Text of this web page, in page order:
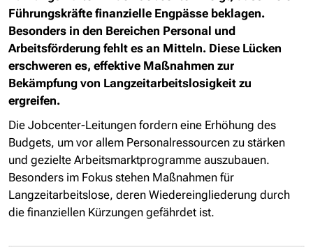
Führungskräfte finanzielle Engpässe beklagen.
Besonders in den Bereichen Personal und
Arbeitsförderung fehlt es an Mitteln. Diese Lücken
erschweren es, effektive Maßnahmen zur
Bekämpfung von Langzeitarbeitslosigkeit zu
ergreifen.
Die Jobcenter-Leitungen fordern eine Erhöhung des
Budgets, um vor allem Personalressourcen zu stärken
und gezielte Arbeitsmarktprogramme auszubauen.
Besonders im Fokus stehen Maßnahmen für
Langzeitarbeitslose, deren Wiedereingliederung durch
die finanziellen Kürzungen gefährdet ist.